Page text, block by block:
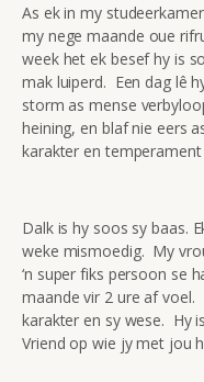
As ek in my
my nege maande oue
week het ek besef hy is
mak luiperd. Een dag lê
storm as mense
heining, en blaf nie eers
karakter en temperament
Dalk is hy soos sy baas.
weke mismoedig. My
‘n super fiks persoon se
maande vir 2 ure af voel.
karakter en sy wese. Hy
Vriend op wie jy met jou